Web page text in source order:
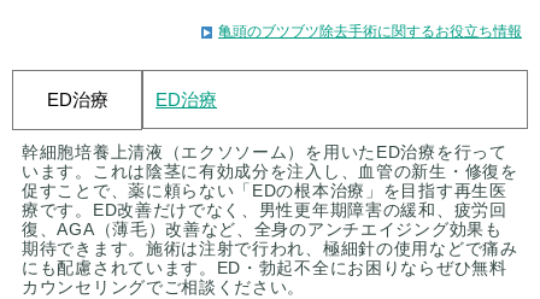
亀頭のブツブツ除去手術に関するお役立ち情報
ED治療 ED治療
幹細胞培養上清液（エクソソーム）を用いたED治療を行って
います。これは陰茎に有効成分を注入し、血管の新生・修復を
促すことで、薬に頼らない「EDの根本治療」を目指す再生医
療です。ED改善だけでなく、男性更年期障害の緩和、疲労回
復、AGA（薄毛）改善など、全身のアンチエイジング効果も
期待できます。施術は注射で行われ、極細針の使用などで痛み
にも配慮されています。ED・勃起不全にお困りならぜひ無料
カウンセリングでご相談ください。